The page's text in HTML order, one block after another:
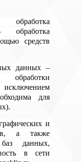
обработка
средств
данных –
обработки
для
и
а также
данных,
в сети